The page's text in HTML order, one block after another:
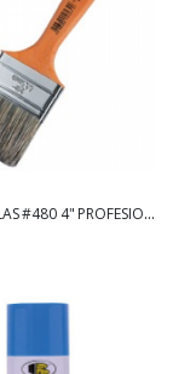
BROCHA ATLAS #480 4" PROFESIONAL